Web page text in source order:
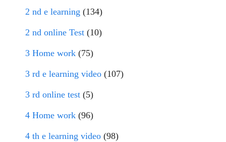
2 nd e learning (134)
2 nd online Test (10)
3 Home work (75)
3 rd e learning video (107)
3 rd online test (5)
4 Home work (96)
4 th e learning video (98)